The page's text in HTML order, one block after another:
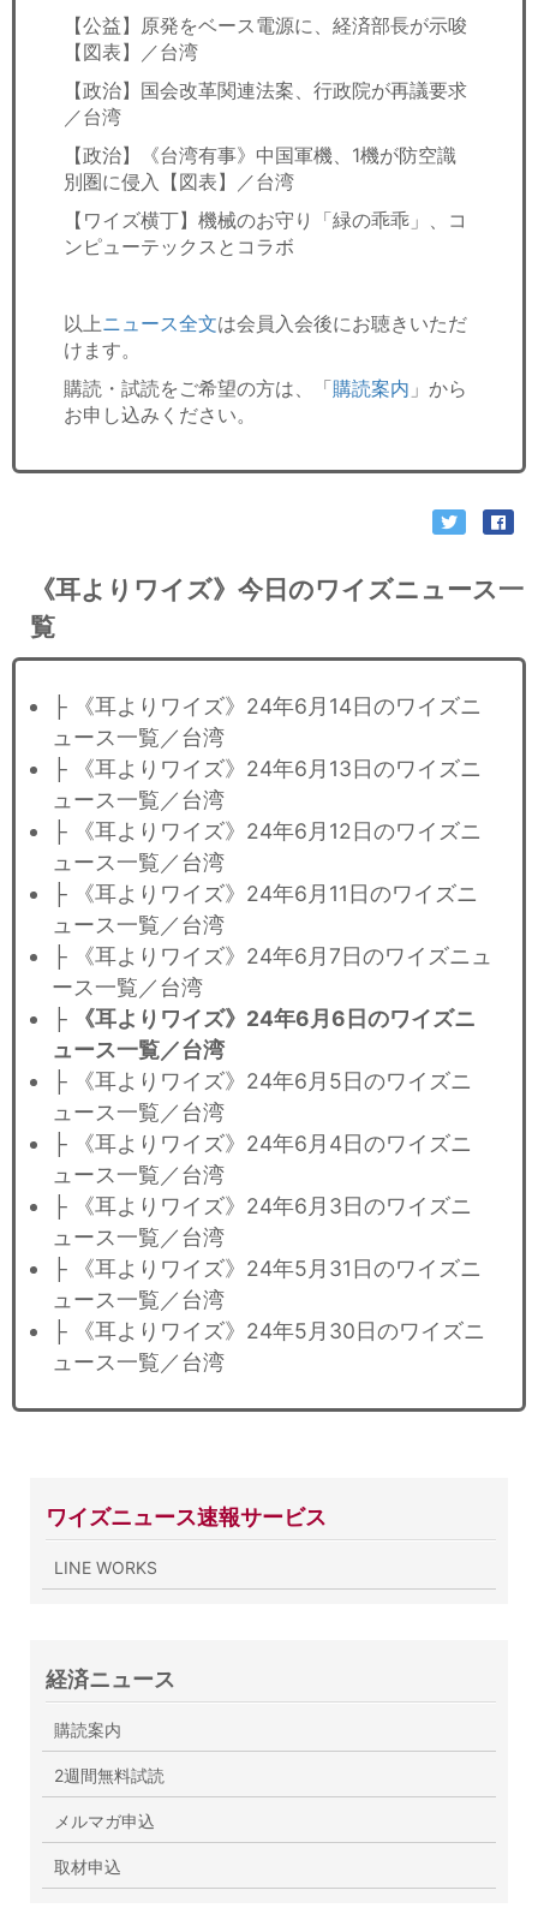
【公益】原発をベース電源に、経済部長が示唆
【図表】／台湾
【政治】国会改革関連法案、行政院が再議要求
／台湾
【政治】《台湾有事》中国軍機、1機が防空識
別圏に侵入【図表】／台湾
【ワイズ横丁】機械のお守り「緑の乖乖」、コ
ンピューテックスとコラボ
以上ニュース全文は会員入会後にお聴きいただ
けます。
購読・試読をご希望の方は、「購読案内 」から
お申し込みください。
《耳よりワイズ》今日のワイズニュース一
覧
├ 《耳よりワイズ》24年6月14日のワイズニ
ュース一覧／台湾
├ 《耳よりワイズ》24年6月13日のワイズニ
ュース一覧／台湾
├ 《耳よりワイズ》24年6月12日のワイズニ
ュース一覧／台湾
├ 《耳よりワイズ》24年6月11日のワイズニ
ュース一覧／台湾
├ 《耳よりワイズ》24年6月7日のワイズニュ
ース一覧／台湾
├
《耳よりワイズ》24年6月6日のワイズニ
ュース一覧／台湾
├ 《耳よりワイズ》24年6月5日のワイズニ
ュース一覧／台湾
├ 《耳よりワイズ》24年6月4日のワイズニ
ュース一覧／台湾
├ 《耳よりワイズ》24年6月3日のワイズニ
ュース一覧／台湾
├ 《耳よりワイズ》24年5月31日のワイズニ
ュース一覧／台湾
├ 《耳よりワイズ》24年5月30日のワイズニ
ュース一覧／台湾
ワイズニュース速報サービス
LINE WORKS
経済ニュース
購読案内
2週間無料試読
メルマガ申込
取材申込